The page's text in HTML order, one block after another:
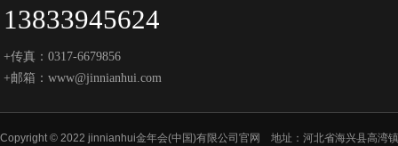
13833945624
+传真：0317-6679856
+邮箱：www@jinnianhui.com
Copyright © 2022 jinnianhui金年会(中国)有限公司官网 地址：河北省海兴县高